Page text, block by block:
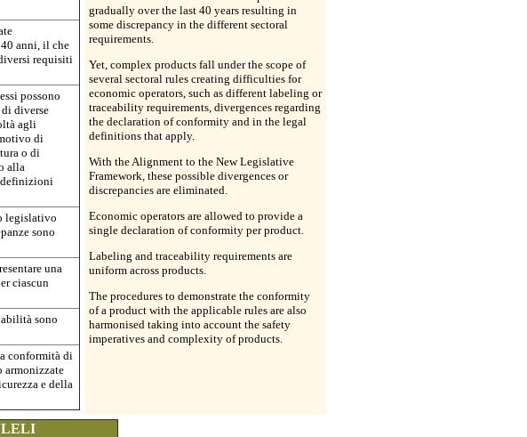
anni, il che
requisiti
possono
diverse
agli
di
o di
alla
definizioni
legislativo
sono
una
ciascun
sono
conformità di
armonizzate
e della
gradually over the last 40 years resulting in
some discrepancy in the different sectoral
requirements.
Yet, complex products fall under the scope of
several sectoral rules creating difficulties for
economic operators, such as different labeling or
traceability requirements, divergences regarding
the declaration of conformity and in the legal
definitions that apply.
With the Alignment to the New Legislative
Framework, these possible divergences or
discrepancies are eliminated.
Economic operators are allowed to provide a
single declaration of conformity per product.
Labeling and traceability requirements are
uniform across products.
The procedures to demonstrate the conformity
of a product with the applicable rules are also
harmonised taking into account the safety
imperatives and complexity of products.